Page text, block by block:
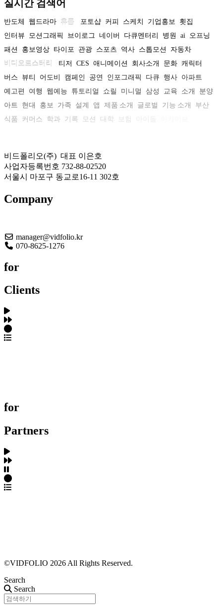
실시간 검색어
반도체 웹드라마 휴롬 포토샵 커피 스케치 기업홍보
횟집
인터뷰
모션그래픽 브이로그 네이버 다큐멘터리 병원 ai
오프닝
패션
홍보영상 타이포 관광 스포츠 역사 스톱모션
자동차
비디오로스터리
티저 CES 애니메이션 회사소개 문화 캐릭터
버스
뷰티 어도비 캠페인 공연 인포그래픽 다큐 행사 아파트
예고편
여행 웹예능 튜토리얼 쇼릴 미니멀 삼성 교육 소개
분양
아트
현대 홍보 가족 설계 앱 제품 소개 글로벌 기능 소개
부산
식품
커머스 학과 기록 모션 대학 보험
비드폴리오(주) 대표 이은호
사업자등록번호 732-88-02520
서울시 마포구 동교로16-11 302호
Company
manager@vidfolio.kr
070-8625-1276
for
Clients
for
Partners
©VIDFOLIO 2026 All Rights Reserved.
Search
Search